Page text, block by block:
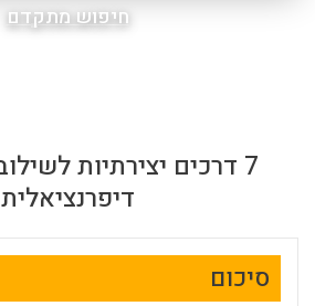
חיפוש מתקדם
דיפרנציאלית
סיכום